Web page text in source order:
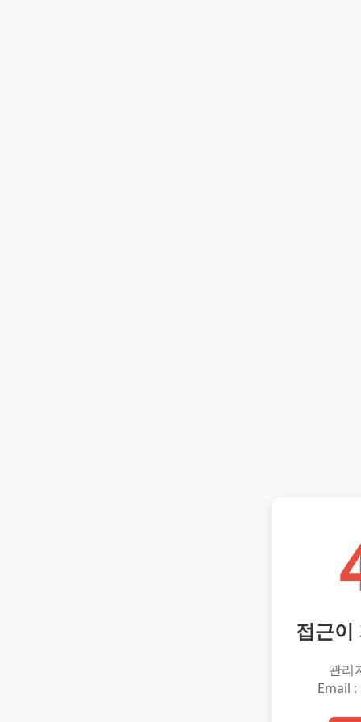
접근이
관리
Email